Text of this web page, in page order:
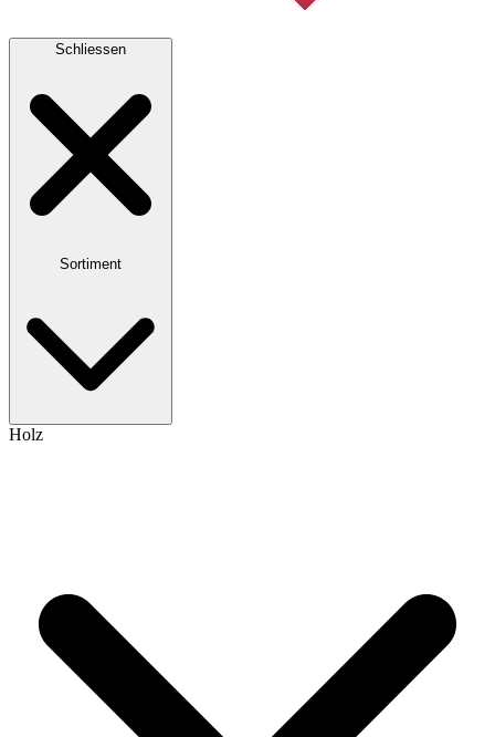
Schliessen
Sortiment
Holz